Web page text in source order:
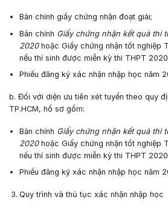
Bản chính giấy chứng nhận đoạt giải;
Bản chính Giấy chứng nhận kết quả thi
2020hoặc Giấy chứng nhận tốt nghiệp
nếu thí sinh được miễn kỳ thi THPT
Phiếu đăng ký xác nhận nhập học năm
b. Đối với diện ưu tiên xét tuyển theo quy
TP.HCM, hồ sơ gồm:
Bản chính Giấy chứng nhận kết quả thi
2020hoặc Giấy chứng nhận tốt nghiệp
nếu thí sinh được miễn kỳ thi THPT
Phiếu đăng ký xác nhận nhập học năm
Quy trình và thủ tục xác nhận nhập học